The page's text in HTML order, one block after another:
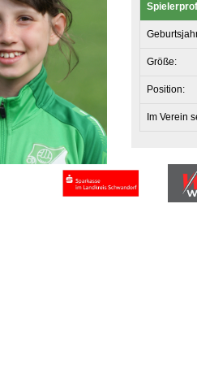
Größe:
Position:
Im Verein